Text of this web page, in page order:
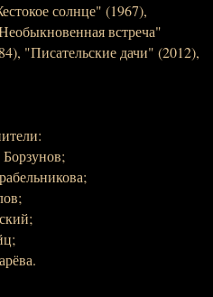
солнце" (1967),
встреча"
"Писательские дачи" (2012),